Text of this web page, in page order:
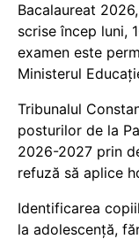
Bacalaureat
scrise încep luni,
examen este
Ministerul
Tribunalul
posturilor de la
2026-2027 prin
refuză să aplice
Identificarea
la adolescență,